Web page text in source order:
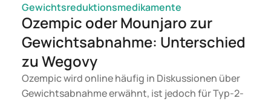
Gewichtsreduktionsmedikamente
Ozempic oder Mounjaro zur
Gewichtsabnahme: Unterschied
zu Wegovy
Ozempic wird online häufig in Diskussionen über
Gewichtsabnahme erwähnt, ist jedoch für Typ-2-